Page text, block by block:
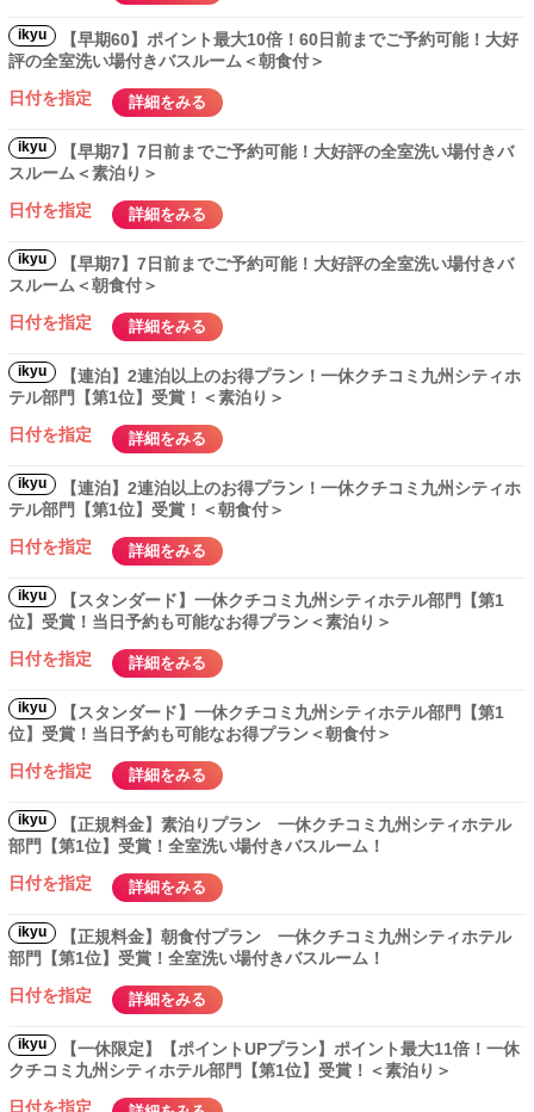
ikyu
【早期60】ポイント最大10倍！60日前までご予約可能！大好
評の全室洗い場付きバスルーム＜朝食付＞
日付を指定
詳細をみる
ikyu
【早期7】7日前までご予約可能！大好評の全室洗い場付きバ
スルーム＜素泊り＞
日付を指定
詳細をみる
ikyu
【早期7】7日前までご予約可能！大好評の全室洗い場付きバ
スルーム＜朝食付＞
日付を指定
詳細をみる
ikyu
【連泊】2連泊以上のお得プラン！一休クチコミ九州シティホ
テル部門【第1位】受賞！＜素泊り＞
日付を指定
詳細をみる
ikyu
【連泊】2連泊以上のお得プラン！一休クチコミ九州シティホ
テル部門【第1位】受賞！＜朝食付＞
日付を指定
詳細をみる
ikyu
【スタンダード】一休クチコミ九州シティホテル部門【第1
位】受賞！当日予約も可能なお得プラン＜素泊り＞
日付を指定
詳細をみる
ikyu
【スタンダード】一休クチコミ九州シティホテル部門【第1
位】受賞！当日予約も可能なお得プラン＜朝食付＞
日付を指定
詳細をみる
ikyu
【正規料金】素泊りプラン 一休クチコミ九州シティホテル
部門【第1位】受賞！全室洗い場付きバスルーム！
日付を指定
詳細をみる
ikyu
【正規料金】朝食付プラン 一休クチコミ九州シティホテル
部門【第1位】受賞！全室洗い場付きバスルーム！
日付を指定
詳細をみる
ikyu
【一休限定】【ポイントUPプラン】ポイント最大11倍！一休
クチコミ九州シティホテル部門【第1位】受賞！＜素泊り＞
日付を指定